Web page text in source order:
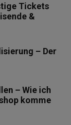
Tickets
&
– Der
– Wie ich
komme